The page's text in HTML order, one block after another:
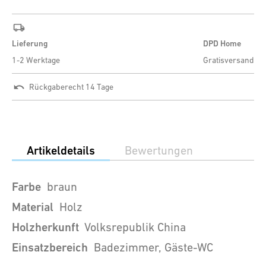
Lieferung
1-2 Werktage
DPD Home
Gratisversand
Rückgaberecht 14 Tage
Artikeldetails Bewertungen
Farbe braun
Material Holz
Holzherkunft Volksrepublik China
Einsatzbereich Badezimmer, Gäste-WC